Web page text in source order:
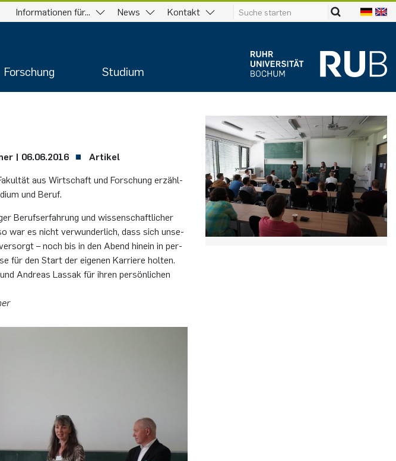
Informationen für... News Kontakt
Forschung Studium
| 06.06.2016
Artikel
aus Wirt­schaft und For­schung er­zähl­
und Beruf.
Be­rufs­er­fah­rung und wis­sen­schaft­li­cher
war es nicht ver­wun­der­lich, dass sich un­se­
– noch bis in den Abend hin­ein in per­
für den Start der ei­ge­nen Kar­rie­re hol­ten.
An­dre­as Las­sak für ihren per­sön­li­chen